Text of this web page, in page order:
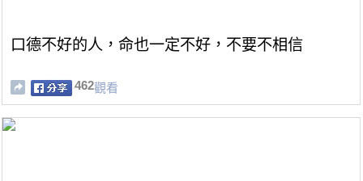
口德不好的人，命也一定不好，不要不相信
462觀看